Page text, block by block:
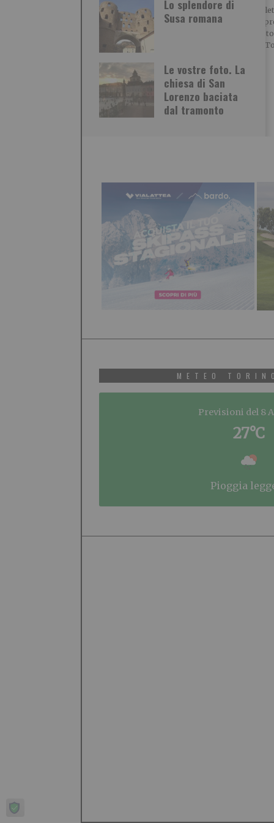
Lo splendore di
Susa romana
Le vostre foto. La
chiesa di San
Lorenzo baciata
dal tramonto
Ecco le foto di un ciclo di
Dipinti Murali realizzati da
Silvia Marchionne e da
Gianluca
La nostra
Meliga ci
dettagli
storico di
METEO
Previsioni del 8
27°C
pioggia